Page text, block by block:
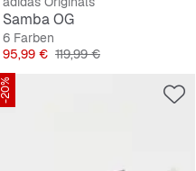
Samba OG
6 Farben
Preis
95,99 € Originalpreis
119,99 €
-20%